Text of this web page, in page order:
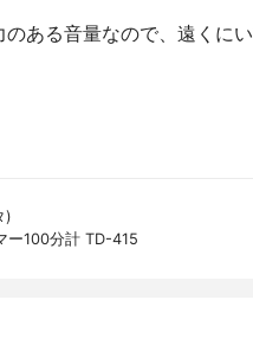
ある音量なので、遠くにい
)
ー100分計 TD-415